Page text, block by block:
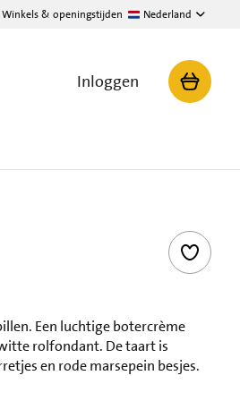
Winkels & openingstijden Nederland
Inloggen
Een luchtige botercrème
rolfondant. De taart is
en rode marsepein besjes.